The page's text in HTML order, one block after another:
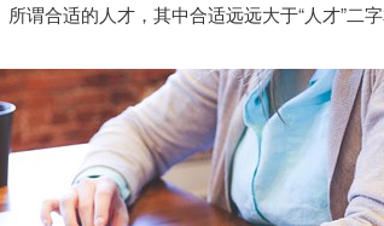
谓合适的人才，其中合适远远大于“人才”二